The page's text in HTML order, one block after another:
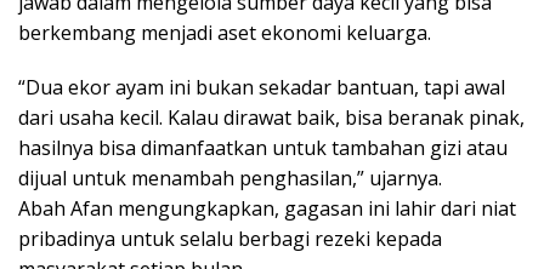
berkembang menjadi aset ekonomi keluarga.
“Dua ekor ayam ini bukan sekadar bantuan, tapi awal
dari usaha kecil. Kalau dirawat baik, bisa beranak pinak,
hasilnya bisa dimanfaatkan untuk tambahan gizi atau
dijual untuk menambah penghasilan,” ujarnya.
Abah Afan mengungkapkan, gagasan ini lahir dari niat
pribadinya untuk selalu berbagi rezeki kepada